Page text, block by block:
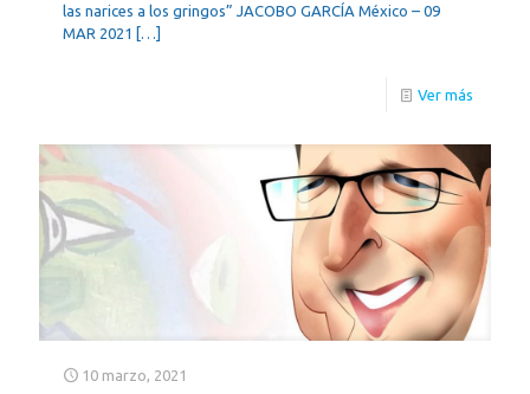
las narices a los gringos” JACOBO GARCÍA México – 09
MAR 2021 […]
Ver más
10 marzo, 2021